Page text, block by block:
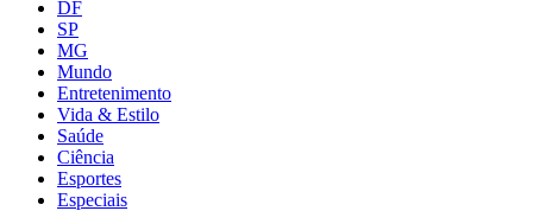
DF
SP
MG
Mundo
Entretenimento
Vida & Estilo
Saúde
Ciência
Esportes
Especiais